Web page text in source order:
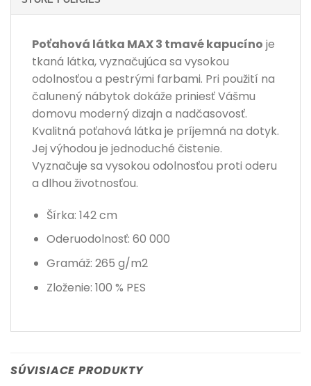
Poťahová látka MAX 3 tmavé kapucíno je
tkaná látka, vyznačujúca sa vysokou
odolnosťou a pestrými farbami. Pri použití na
čalunený nábytok dokáže priniesť Vášmu
domovu moderný dizajn a nadčasovosť.
Kvalitná poťahová látka je príjemná na dotyk.
Jej výhodou je jednoduché čistenie.
Vyznačuje sa vysokou odolnosťou proti oderu
a dlhou životnosťou.
Šírka: 142 cm
Oderuodolnosť: 60 000
Gramáž: 265 g/m2
Zloženie: 100 % PES
SÚVISIACE PRODUKTY